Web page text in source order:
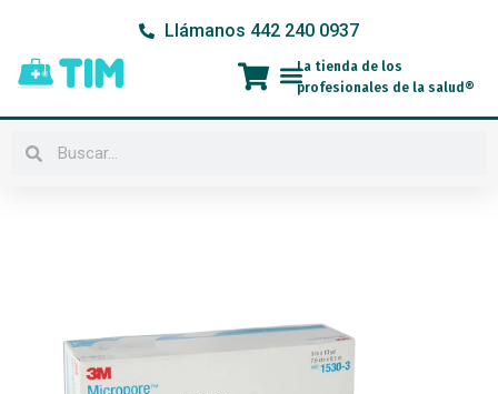
contenido
Llámanos 442 240 0937
Menú
La tienda de los
profesionales de la salud®
Buscar